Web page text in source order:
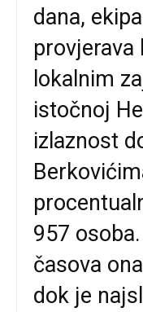
dana,
provjerava
lokalnim
istočnoj
izlaznost
957
časova
dok je